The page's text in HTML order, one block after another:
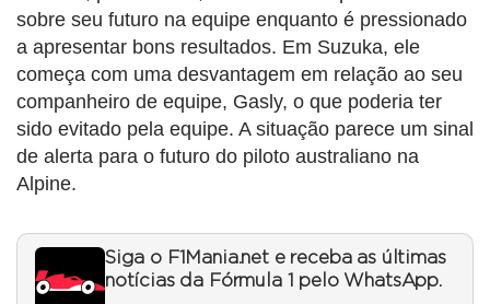
sobre seu futuro na equipe enquanto é pressionado
a apresentar bons resultados. Em Suzuka, ele
começa com uma desvantagem em relação ao seu
companheiro de equipe, Gasly, o que poderia ter
sido evitado pela equipe. A situação parece um sinal
de alerta para o futuro do piloto australiano na
Alpine.
Siga o F1Mania.net e receba as últimas
notícias da Fórmula 1 pelo WhatsApp.